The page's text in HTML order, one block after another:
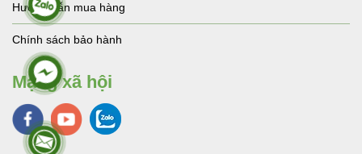
Hướng dẫn mua hàng
Chính sách bảo hành
Mạng xã hội